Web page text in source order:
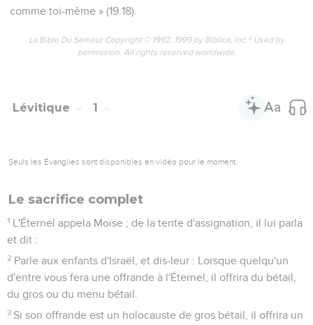
comme toi-même » (19.18).
La Bible Du Semeur Copyright © 1992, 1999 by Biblica, Inc.® Used by
permission. All rights reserved worldwide.
Lévitique 1
Seuls les Évangiles sont disponibles en vidéo pour le moment.
Le sacrifice complet
1 L'Éternel appela Moïse ; de la tente d'assignation, il lui parla
et dit :
2 Parle aux enfants d'Israël, et dis-leur : Lorsque quelqu'un
d'entre vous fera une offrande à l'Éternel, il offrira du bétail,
du gros ou du menu bétail.
3 Si son offrande est un holocauste de gros bétail, il offrira un